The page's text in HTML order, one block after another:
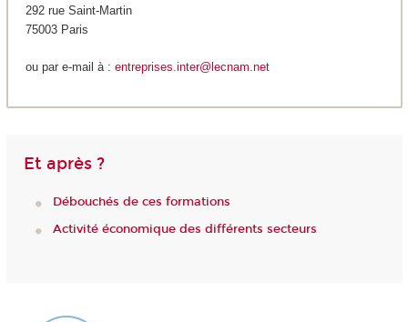
292 rue Saint-Martin
75003 Paris
ou par e-mail à : entreprises.inter@lecnam.net
Et après ?
Débouchés de ces formations
Activité économique des différents secteurs